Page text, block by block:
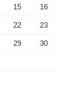
15 16
22 23
29 30